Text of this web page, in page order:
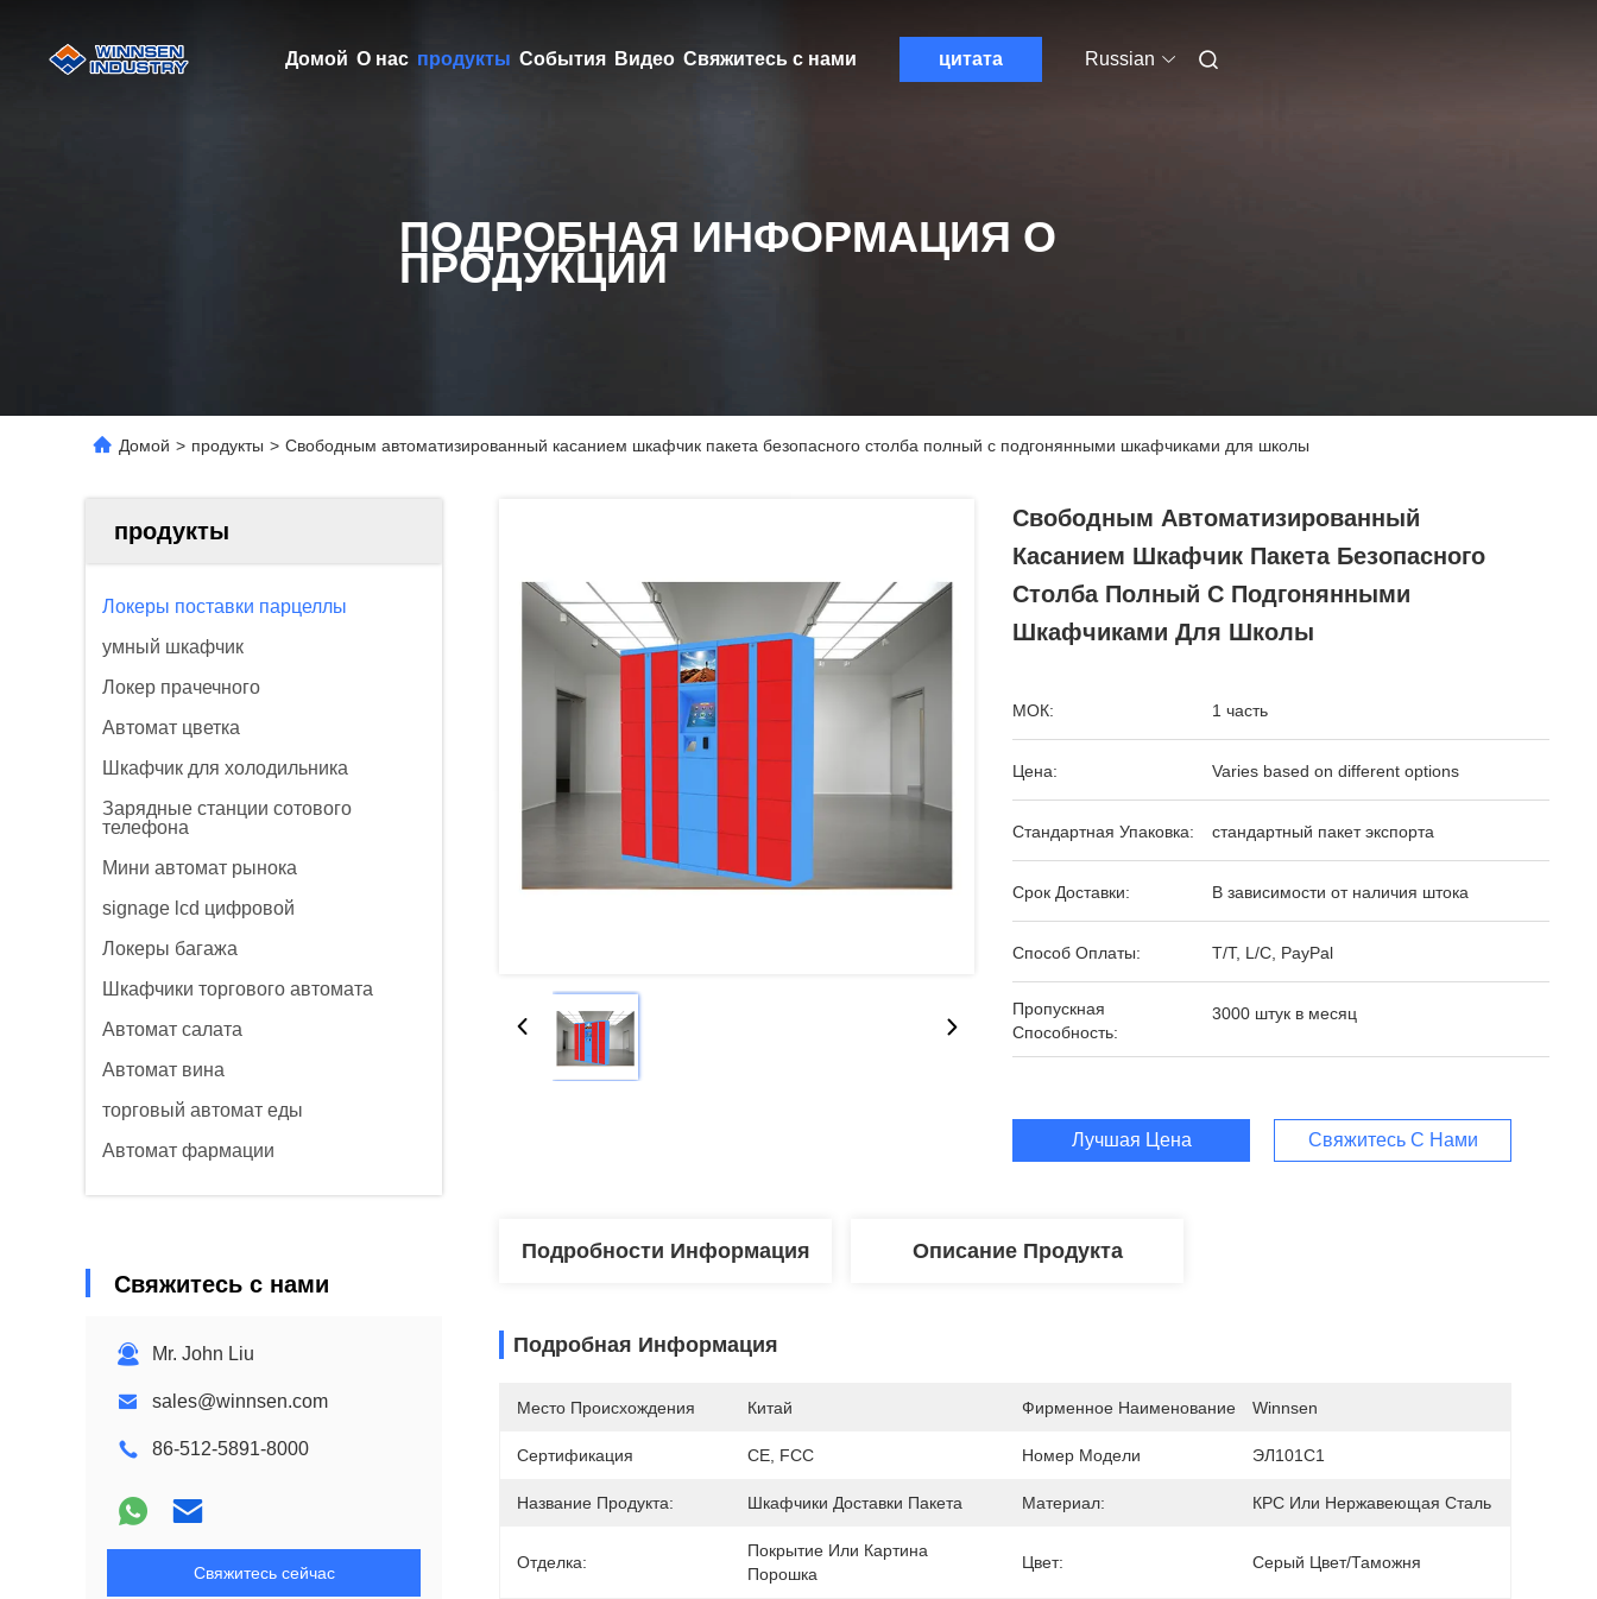
Домой О нас продукты События Видео Свяжитесь с нами цитата Russian
ПОДРОБНАЯ ИНФОРМАЦИЯ О
ПРОДУКЦИИ
Домой > продукты > Свободным автоматизированный касанием шкафчик пакета безопасного столба полный с подгонянными шкафчиками для школы
продукты
Локеры поставки парцеллы
умный шкафчик
Локер прачечного
Автомат цветка
Шкафчик для холодильника
Зарядные станции сотового
телефона
Мини автомат рынока
signage lcd цифровой
Локеры багажа
Шкафчики торгового автомата
Автомат салата
Автомат вина
торговый автомат еды
Автомат фармации
Свяжитесь с нами
Mr. John Liu
sales@winnsen.com
86-512-5891-8000
Свяжитесь сейчас
Свободным Автоматизированный
Касанием Шкафчик Пакета Безопасного
Столба Полный С Подгонянными
Шкафчиками Для Школы
МОК: 1 часть
Цена: Varies based on different options
Стандартная Упаковка: стандартный пакет экспорта
Срок Доставки: В зависимости от наличия штока
Способ Оплаты: T/T, L/C, PayPal
Пропускная
Способность:
3000 штук в месяц
Лучшая Цена Свяжитесь С Нами
Подробности Информация Описание Продукта
Подробная Информация
Место Происхождения Китай Фирменное Наименование Winnsen
Сертификация CE, FCC Номер Модели ЭЛ101С1
Название Продукта: Шкафчики Доставки Пакета Материал: КРС Или Нержавеющая Сталь
Отделка:
Покрытие Или Картина
Порошка
Цвет: Серый Цвет/таможня